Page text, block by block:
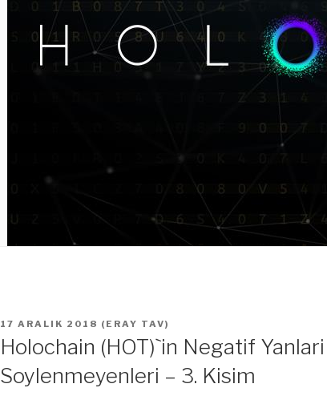
YAYIM
TARIHI
17 ARALIK 2018 ( ERAY TAV)
Holochain (HOT)`in Negatif
Soylenmeyenleri – 3. Kisim